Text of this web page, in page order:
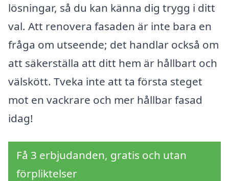
lösningar, så du kan känna dig trygg i ditt
val. Att renovera fasaden är inte bara en
fråga om utseende; det handlar också om
att säkerställa att ditt hem är hållbart och
välskött. Tveka inte att ta första steget
mot en vackrare och mer hållbar fasad
idag!
Få 3 erbjudanden, gratis och utan
förpliktelser